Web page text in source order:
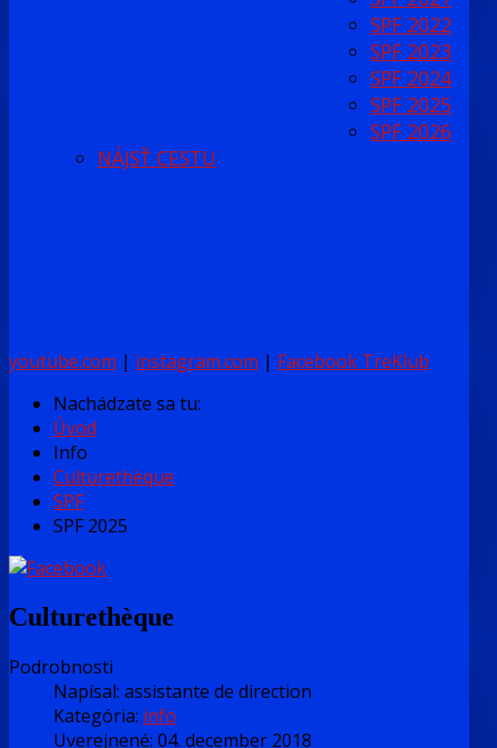
SPF 2022
SPF 2023
SPF 2024
SPF 2025
SPF 2026
NÁJSŤ CESTU
youtube.com | instagram.com | Facebook TreKlub
Nachádzate sa tu:
Úvod
Info
Culturethèque
SPF
SPF 2025
Culturethèque
Podrobnosti
Napísal: assistante de direction
Kategória: info
Uverejnené: 04. december 2018